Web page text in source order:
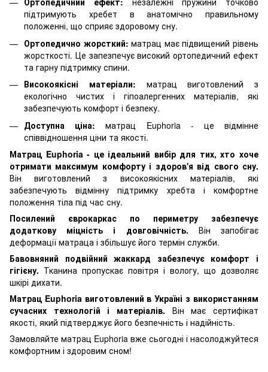
підтримують хребет в анатомічно правильному
положенні, що сприяє здоровому сну.
Ортопедично жорсткий: матрац має підвищений рівень
жорсткості. Це запезпечує високий ортопедичний ефект
та гарну підтримку спини.
Високоякісні матеріали: матрац виготовлений з
екологічно чистих і гіпоалергенних матеріалів, які
забезпечують комфорт і безпеку.
Доступна ціна: матрац Euphoria - це відмінне
співвідношення ціни та якості.
Матрац Euphoria - це ідеальний вибір для тих, хто хоче
отримати максимум комфорту і здоров'я від свого сну.
Він виготовлений з високоякісних матеріалів, які
забезпечують відмінну підтримку хребта і комфортне
положення тіла під час сну.
Посилений єврокаркас по периметру забезпечує
додаткову міцність і довговічність. Він запобігає
деформації матраца і збільшує його термін служби.
Бавовняний подвійний жаккард забезпечує комфорт і
гігієну. Тканина пропускає повітря і вологу, що дозволяє
шкірі дихати.
Матрац Euphoria виготовлений в Україні з використанням
сучасних технологій і матеріалів. Він має сертифікат
якості, який підтверджує його безпечність і надійність.
Замовляйте матрац Euphoria вже сьогодні і насолоджуйтеся
комфортним і здоровим сном!